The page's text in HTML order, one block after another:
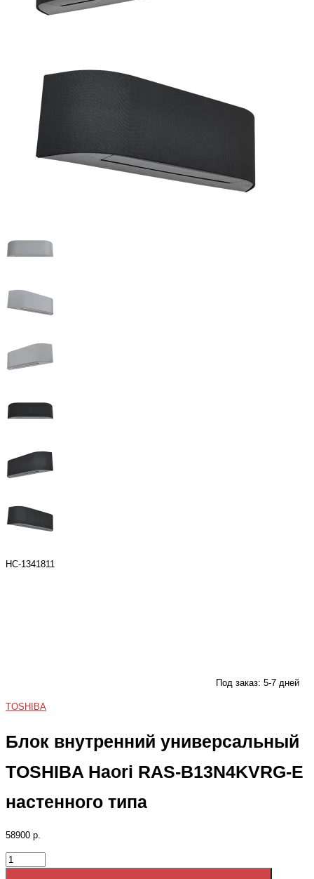
НС-1341811
Под заказ: 5-7 дней
TOSHIBA
Блок внутренний универсальный
TOSHIBA Haori RAS-B13N4KVRG-E
настенного типа
58900 р.